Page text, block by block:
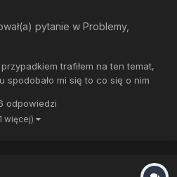
pytanie w Problemy,
trafiłem na ten temat,
spodobało mi się to co się o nim
sprawach, proszę o pomoc.
się dowiedzieć czy w telefon...
odpowiedzi
więcej)